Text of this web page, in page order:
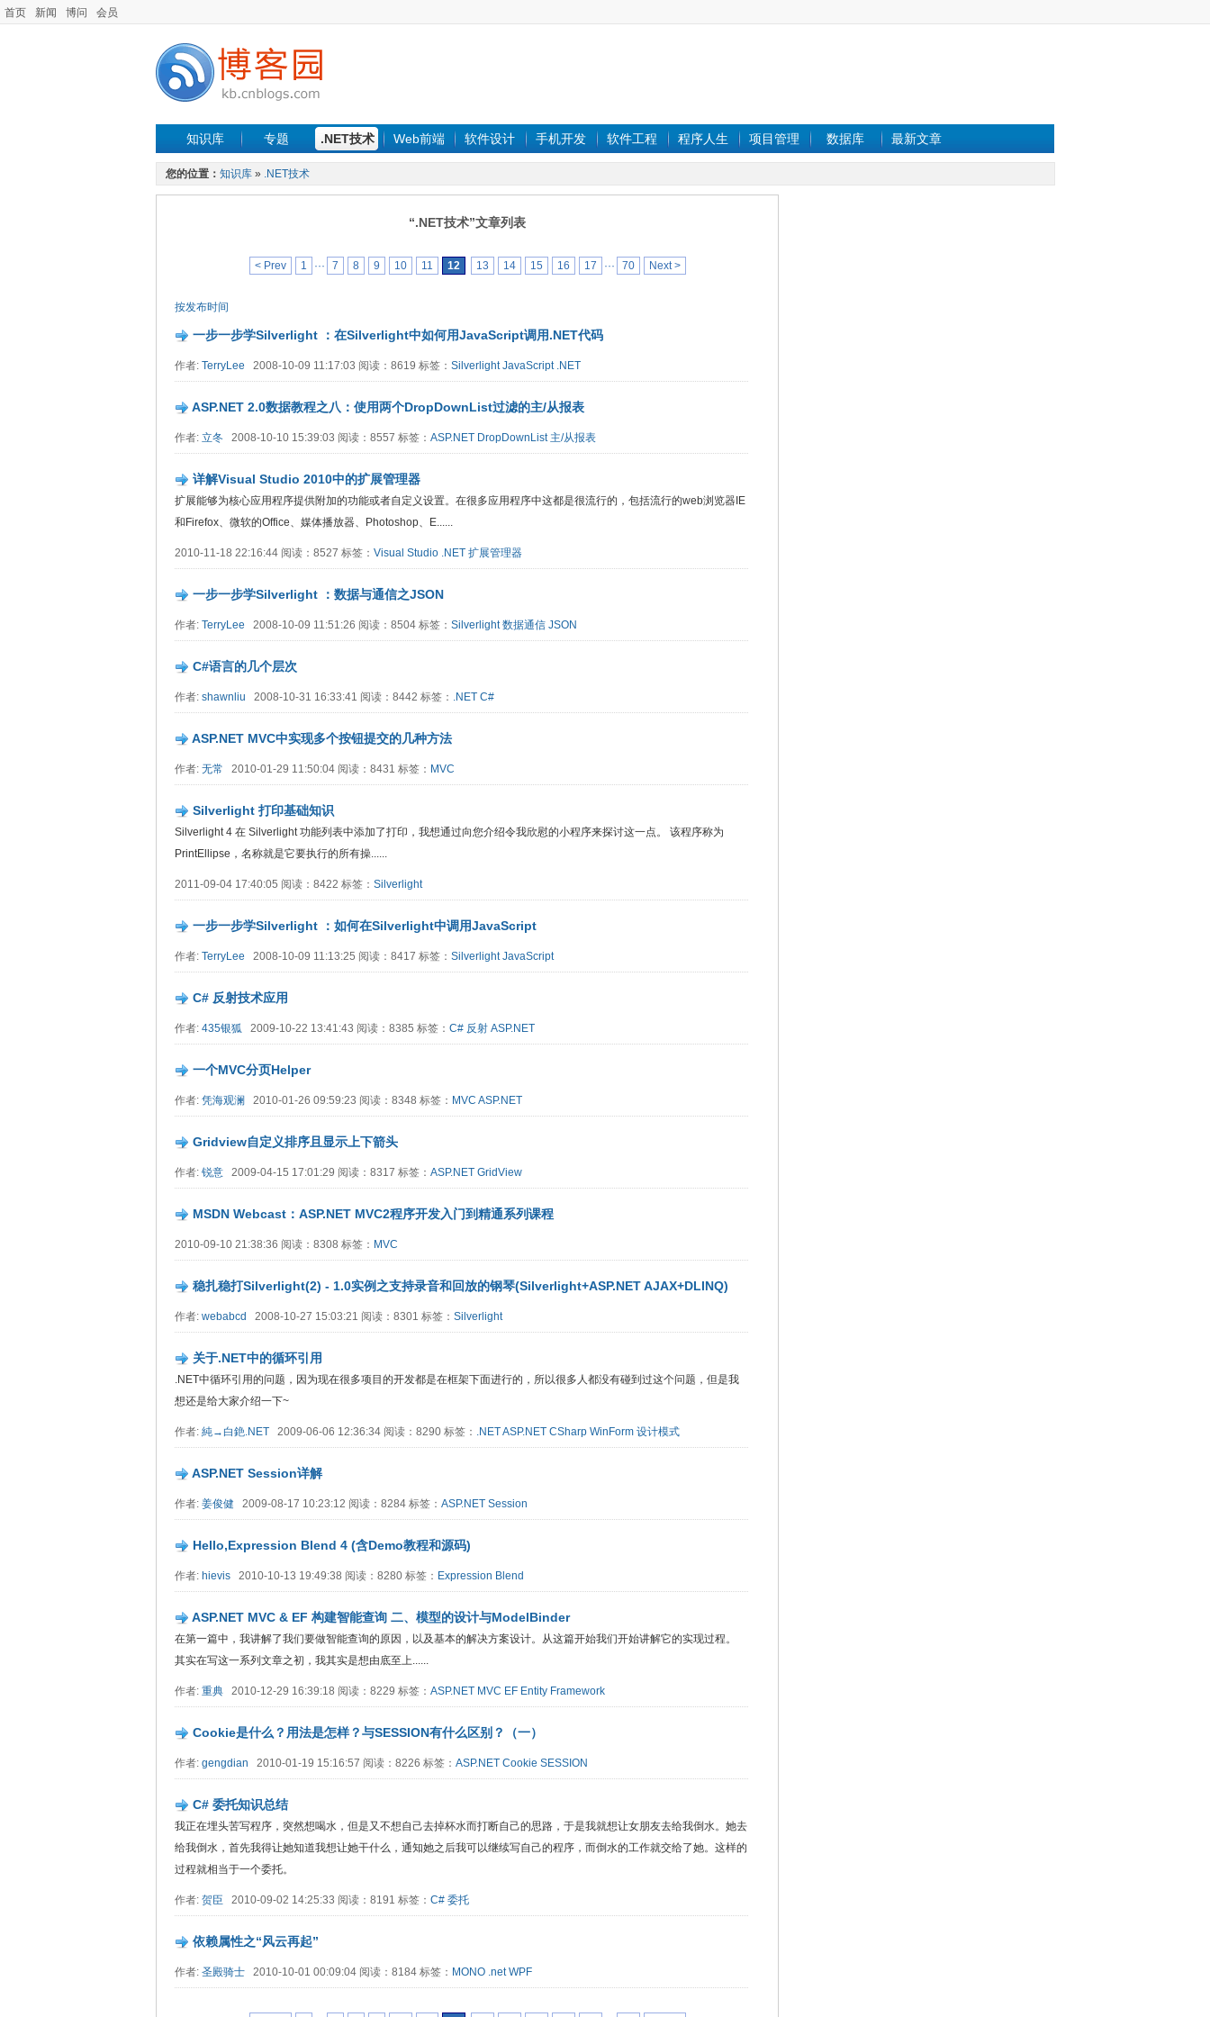
首页 新闻 博问 会员
知识库 专题 .NET技术 Web前端 软件设计 手机开发 软件工程 程序人生 项目管理 数据库 最新文章
您的位置： 知识库 » .NET技术
“.NET技术”文章列表
< Prev 1 ··· 7 8 9 10 11 12 13 14 15 16 17 ··· 70 Next >
按发布时间
一步一步学Silverlight ：在Silverlight中如何用JavaScript调用.NET代码
作者: TerryLee 2008-10-09 11:17:03 阅读：8619 标签： SilverlightJavaScript .NET
ASP.NET 2.0数据教程之八：使用两个DropDownList过滤的主/从报表
作者: 立冬 2008-10-10 15:39:03 阅读：8557 标签： ASP.NET DropDownList 主/从报表
详解Visual Studio 2010中的扩展管理器
扩展能够为核心应用程序提供附加的功能或者自定义设置。在很多应用程序中这都是很流行的，包括流行的web浏览器IE
和Firefox、微软的Office、媒体播放器、Photoshop、E......
2010-11-18 22:16:44 阅读：8527 标签： Visual Studio .NET 扩展管理器
一步一步学Silverlight ：数据与通信之JSON
作者: TerryLee 2008-10-09 11:51:26 阅读：8504 标签： Silverlight数据通信 JSON
C#语言的几个层次
作者: shawnliu 2008-10-31 16:33:41 阅读：8442 标签： .NET C#
ASP.NET MVC中实现多个按钮提交的几种方法
作者: 无常 2010-01-29 11:50:04 阅读：8431 标签： MVC
Silverlight 打印基础知识
Silverlight 4 在 Silverlight 功能列表中添加了打印，我想通过向您介绍令我欣慰的小程序来探讨这一点。 该程序称为
PrintEllipse，名称就是它要执行的所有操......
2011-09-04 17:40:05 阅读：8422 标签： Silverlight
一步一步学Silverlight ：如何在Silverlight中调用JavaScript
作者: TerryLee 2008-10-09 11:13:25 阅读：8417 标签： SilverlightJavaScript
C# 反射技术应用
作者: 435银狐 2009-10-22 13:41:43 阅读：8385 标签： C# 反射 ASP.NET
一个MVC分页Helper
作者: 凭海观澜 2010-01-26 09:59:23 阅读：8348 标签： MVC ASP.NET
Gridview自定义排序且显示上下箭头
作者: 锐意 2009-04-15 17:01:29 阅读：8317 标签： ASP.NET GridView
MSDN Webcast：ASP.NET MVC2程序开发入门到精通系列课程
2010-09-10 21:38:36 阅读：8308 标签： MVC
稳扎稳打Silverlight(2) - 1.0实例之支持录音和回放的钢琴(Silverlight+ASP.NET AJAX+DLINQ)
作者: webabcd 2008-10-27 15:03:21 阅读：8301 标签： Silverlight
关于.NET中的循环引用
.NET中循环引用的问题，因为现在很多项目的开发都是在框架下面进行的，所以很多人都没有碰到过这个问题，但是我
想还是给大家介绍一下~
作者: 純→白銫.NET 2009-06-06 12:36:34 阅读：8290 标签： .NETASP.NET CSharp WinForm 设计模式
ASP.NET Session详解
作者: 姜俊健 2009-08-17 10:23:12 阅读：8284 标签： ASP.NET Session
Hello,Expression Blend 4 (含Demo教程和源码)
作者: hievis 2010-10-13 19:49:38 阅读：8280 标签： Expression Blend
ASP.NET MVC & EF 构建智能查询 二、模型的设计与ModelBinder
在第一篇中，我讲解了我们要做智能查询的原因，以及基本的解决方案设计。从这篇开始我们开始讲解它的实现过程。
其实在写这一系列文章之初，我其实是想由底至上......
作者: 重典 2010-12-29 16:39:18 阅读：8229 标签： ASP.NET MVC EF Entity Framework
Cookie是什么？用法是怎样？与SESSION有什么区别？（一）
作者: gengdian 2010-01-19 15:16:57 阅读：8226 标签： ASP.NET Cookie SESSION
C# 委托知识总结
我正在埋头苦写程序，突然想喝水，但是又不想自己去掉杯水而打断自己的思路，于是我就想让女朋友去给我倒水。她去
给我倒水，首先我得让她知道我想让她干什么，通知她之后我可以继续写自己的程序，而倒水的工作就交给了她。这样的
过程就相当于一个委托。
作者: 贺臣 2010-09-02 14:25:33 阅读：8191 标签： C# 委托
依赖属性之“风云再起”
作者: 圣殿骑士 2010-10-01 00:09:04 阅读：8184 标签： MONO .net WPF